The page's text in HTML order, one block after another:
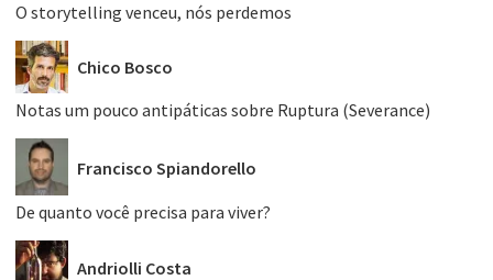
O storytelling venceu, nós perdemos
Chico Bosco
Notas um pouco antipáticas sobre Ruptura (Severance)
Francisco Spiandorello
De quanto você precisa para viver?
Andriolli Costa